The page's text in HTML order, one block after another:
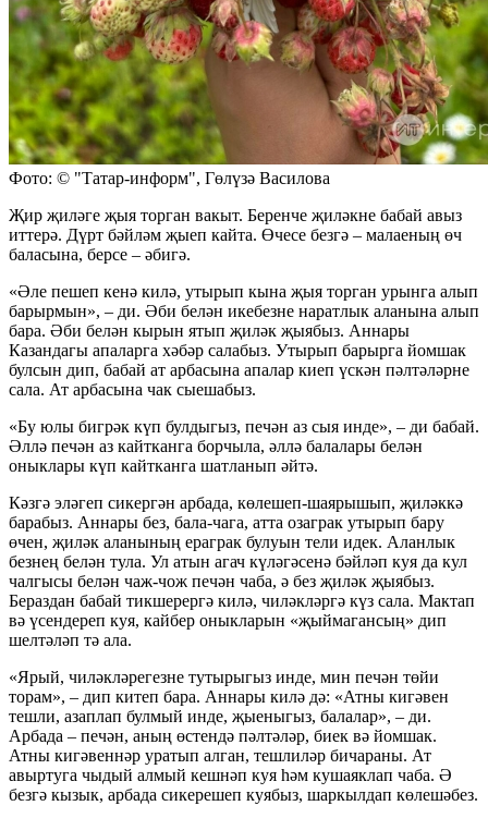
Фото: © "Татар-информ", Гөлүзә Василова
Җир җиләге җыя торган вакыт. Беренче җиләкне бабай авыз
иттерә. Дүрт бәйләм җыеп кайта. Өчесе безгә – малаеның өч
баласына, берсе – әбигә.
«Әле пешеп кенә килә, утырып кына җыя торган урынга алып
барырмын», – ди. Әби белән икебезне наратлык аланына алып
бара. Әби белән кырын ятып җиләк җыябыз. Аннары
Казандагы апаларга хәбәр салабыз. Утырып барырга йомшак
булсын дип, бабай ат арбасына апалар киеп үскән пәлтәләрне
сала. Ат арбасына чак сыешабыз.
«Бу юлы бигрәк күп булдыгыз, печән аз сыя инде», – ди бабай.
Әллә печән аз кайтканга борчыла, әллә балалары белән
оныклары күп кайтканга шатланып әйтә.
Кәзгә эләгеп сикергән арбада, көлешеп-шаярышып, җиләккә
барабыз. Аннары без, бала-чага, атта озаграк утырып бару
өчен, җиләк аланының ераграк булуын тели идек. Аланлык
безнең белән тула. Ул атын агач күләгәсенә бәйләп куя да кул
чалгысы белән чаж-чож печән чаба, ә без җиләк җыябыз.
Бераздан бабай тикшерергә килә, чиләкләргә күз сала. Мактап
вә үсендереп куя, кайбер оныкларын «җыймагансың» дип
шелтәләп тә ала.
«Ярый, чиләкләрегезне тутырыгыз инде, мин печән төйи
торам», – дип китеп бара. Аннары килә дә: «Атны кигәвен
тешли, азаплап булмый инде, җыеныгыз, балалар», – ди.
Арбада – печән, аның өстендә пәлтәләр, биек вә йомшак.
Атны кигәвеннәр уратып алган, тешлиләр бичараны. Ат
авыртуга чыдый алмый кешнәп куя һәм кушаяклап чаба. Ә
безгә кызык, арбада сикерешеп куябыз, шаркылдап көлешәбез.